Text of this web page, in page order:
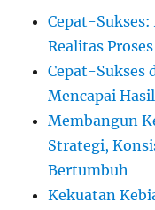
Cepat-
Realitas
Cepat-Sukses
Mencapai
Membangun
Strategi,
Bertumbuh
Kekuatan